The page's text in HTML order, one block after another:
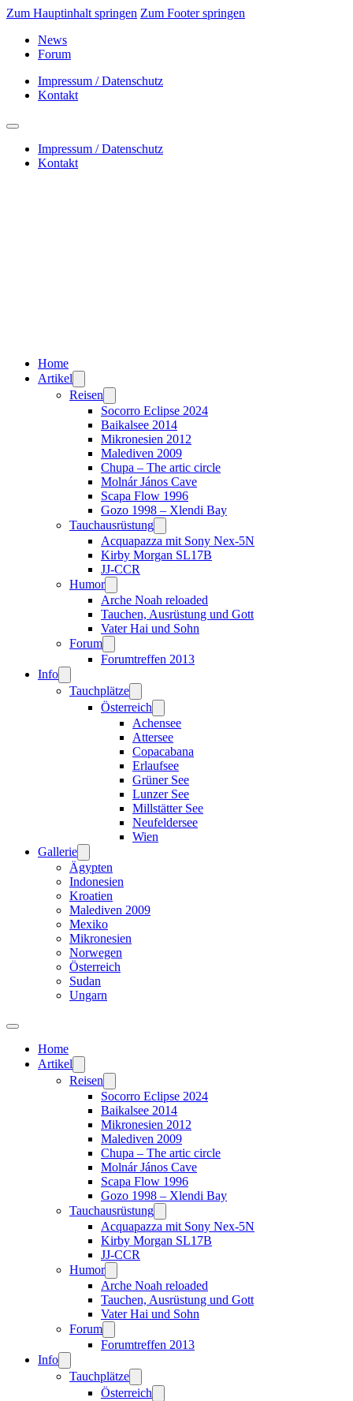
Zum Hauptinhalt springen Zum Footer springen
News
Forum
Impressum / Datenschutz
Kontakt
Impressum / Datenschutz
Kontakt
Home
Artikel
Reisen
Socorro Eclipse 2024
Baikalsee 2014
Mikronesien 2012
Malediven 2009
Chupa – The artic circle
Molnár János Cave
Scapa Flow 1996
Gozo 1998 – Xlendi Bay
Tauchausrüstung
Acquapazza mit Sony Nex-5N
Kirby Morgan SL17B
JJ-CCR
Humor
Arche Noah reloaded
Tauchen, Ausrüstung und Gott
Vater Hai und Sohn
Forum
Forumtreffen 2013
Info
Tauchplätze
Österreich
Achensee
Attersee
Copacabana
Erlaufsee
Grüner See
Lunzer See
Millstätter See
Neufeldersee
Wien
Gallerie
Ägypten
Indonesien
Kroatien
Malediven 2009
Mexiko
Mikronesien
Norwegen
Österreich
Sudan
Ungarn
Home
Artikel
Reisen
Socorro Eclipse 2024
Baikalsee 2014
Mikronesien 2012
Malediven 2009
Chupa – The artic circle
Molnár János Cave
Scapa Flow 1996
Gozo 1998 – Xlendi Bay
Tauchausrüstung
Acquapazza mit Sony Nex-5N
Kirby Morgan SL17B
JJ-CCR
Humor
Arche Noah reloaded
Tauchen, Ausrüstung und Gott
Vater Hai und Sohn
Forum
Forumtreffen 2013
Info
Tauchplätze
Österreich